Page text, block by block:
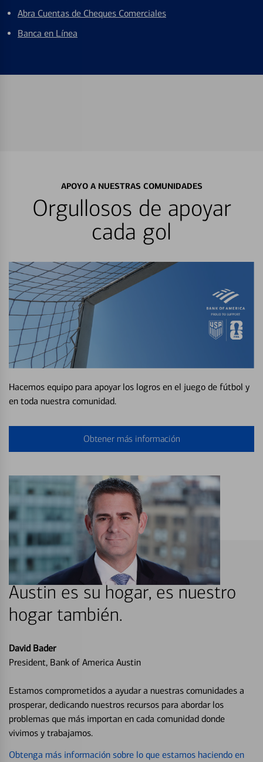
Abra Cuentas de Cheques Comerciales
Banca en Línea
APOYO A NUESTRAS COMUNIDADES
Orgullosos de apoyar
cada gol
Hacemos equipo para apoyar los logros en el juego de fútbol y
en toda nuestra comunidad.
Obtener más información
Austin es su hogar, es nuestro
hogar también.
David Bader
President, Bank of America Austin
Estamos comprometidos a ayudar a nuestras comunidades a
prosperar, dedicando nuestros recursos para abordar los
problemas que más importan en cada comunidad donde
vivimos y trabajamos.
Obtenga más información sobre lo que estamos haciendo en